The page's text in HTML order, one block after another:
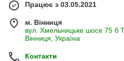
Працює з 03.05.2021
м. Вінниця
вул. Хмельницьке шосе 75 б
Вінниця, Україна
Контакти